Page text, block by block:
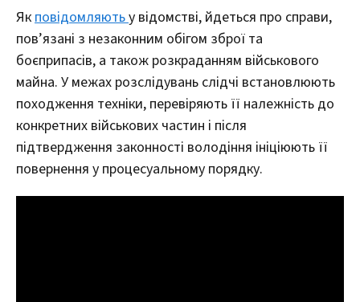
Як повідомляютьу відомстві, йдеться про справи,
пов’язані з незаконним обігом зброї та
боєприпасів, а також розкраданням військового
майна. У межах розслідувань слідчі встановлюють
походження техніки, перевіряють її належність до
конкретних військових частин і після
підтвердження законності володіння ініціюють її
повернення у процесуальному порядку.